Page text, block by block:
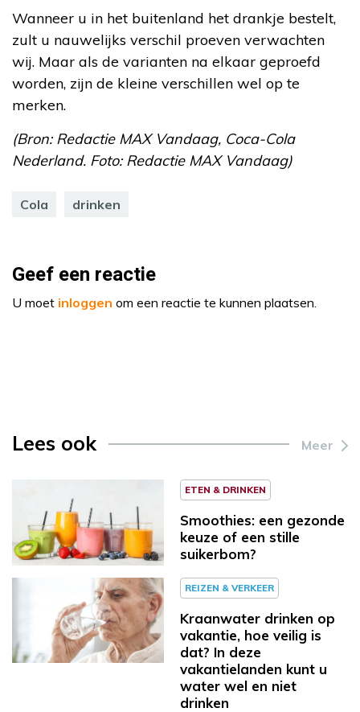
Wanneer u in het buitenland het drankje bestelt,
zult u nauwelijks verschil proeven verwachten
wij. Maar als de varianten na elkaar geproefd
worden, zijn de kleine verschillen wel op te
merken.
(Bron: Redactie MAX Vandaag, Coca-Cola
Nederland. Foto: Redactie MAX Vandaag)
Cola drinken
Geef een reactie
U moet inloggen om een reactie te kunnen plaatsen.
Lees ook Meer
ETEN & DRINKEN
Smoothies: een gezonde
keuze of een stille
suikerbom?
REIZEN & VERKEER
Kraanwater drinken op
vakantie, hoe veilig is
dat? In deze
vakantielanden kunt u
water wel en niet
drinken